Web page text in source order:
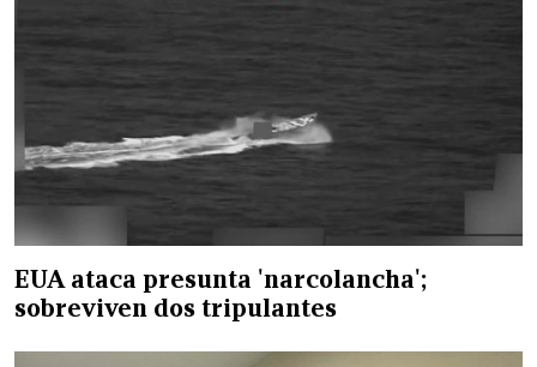
EUA ataca presunta 'narcolancha';
sobreviven dos tripulantes